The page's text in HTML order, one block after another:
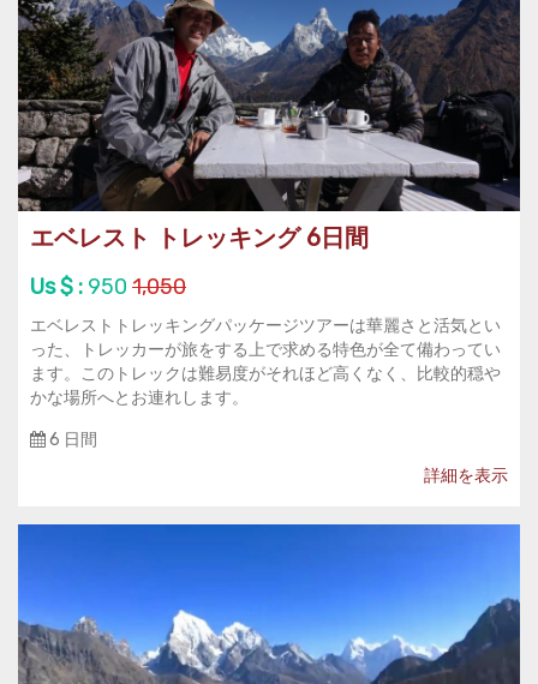
エベレスト トレッキング 6日間
Us $ : 950 1,050
エベレストトレッキングパッケージツアーは華麗さと活気とい
った、トレッカーが旅をする上で求める特色が全て備わってい
ます。このトレックは難易度がそれほど高くなく、比較的穏や
かな場所へとお連れします。
6 日間
詳細を表示